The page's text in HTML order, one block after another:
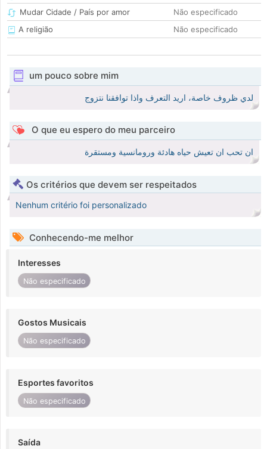
Mudar Cidade / País por amor
Não especificado
A religião
Não especificado
um pouco sobre mim
لدي ظروف خاصة، اريد التعرف واذا توافقنا نتزوج
O que eu espero do meu parceiro
ان تحب ان تعيش حياه هادئة ورومانسية ومستقرة
Os critérios que devem ser respeitados
Nenhum critério foi personalizado
Conhecendo-me melhor
Interesses
Não especificado
Gostos Musicais
Não especificado
Esportes favoritos
Não especificado
Saída